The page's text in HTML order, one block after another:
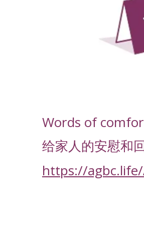
Words of
给家人的安慰和
https://agbc.life/